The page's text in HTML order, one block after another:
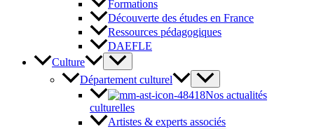
Formations
Découverte des études en France
Ressources pédagogiques
DAEFLE
Culture
Département culturel
Nos actualités
culturelles
Artistes & experts associés